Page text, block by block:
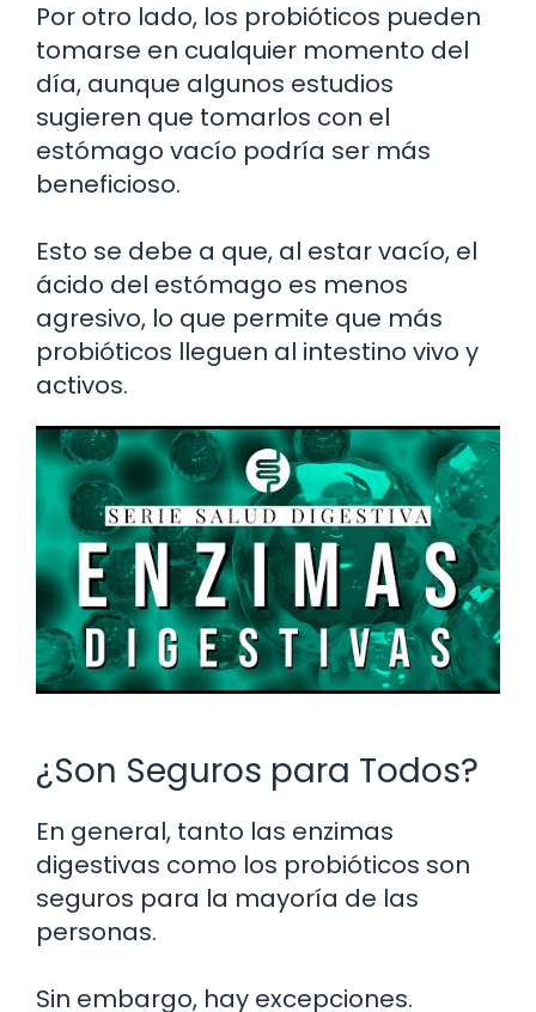
Por otro lado, los probióticos pueden
tomarse en cualquier momento del
día, aunque algunos estudios
sugieren que tomarlos con el
estómago vacío podría ser más
beneficioso.
Esto se debe a que, al estar vacío, el
ácido del estómago es menos
agresivo, lo que permite que más
probióticos lleguen al intestino vivo y
activos.
¿Son Seguros para Todos?
En general, tanto las enzimas
digestivas como los probióticos son
seguros para la mayoría de las
personas.
Sin embargo, hay excepciones.